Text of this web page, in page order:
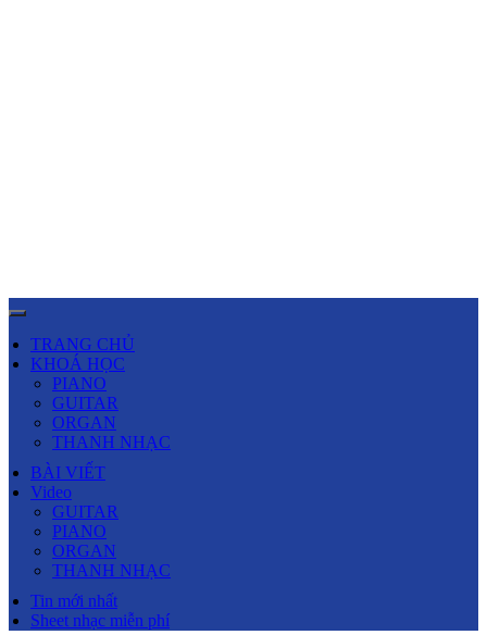
TRANG CHỦ
KHOÁ HỌC
PIANO
GUITAR
ORGAN
THANH NHẠC
BÀI VIẾT
Video
GUITAR
PIANO
ORGAN
THANH NHẠC
Tin mới nhất
Sheet nhạc miễn phí